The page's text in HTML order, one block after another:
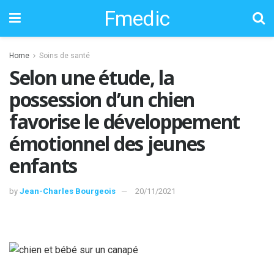
Fmedic
Home Soins de santé
Selon une étude, la
possession d’un chien
favorise le développement
émotionnel des jeunes
enfants
by Jean-Charles Bourgeois 20/11/2021